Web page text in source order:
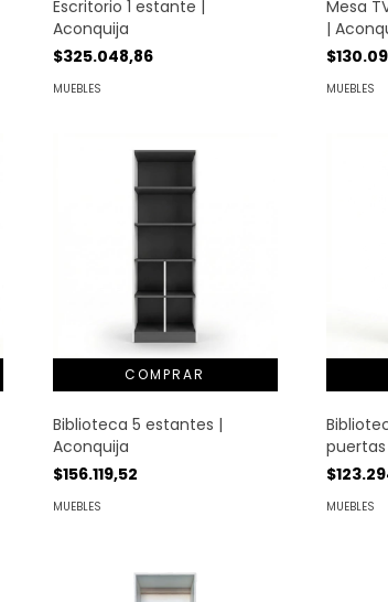
Escritorio 1 estante |
Aconquija
$325.048,86
MUEBLES
Mesa
|
MUEBLES
Biblioteca 5 estantes |
Aconquija
$156.119,52
MUEBLES MUEBLES